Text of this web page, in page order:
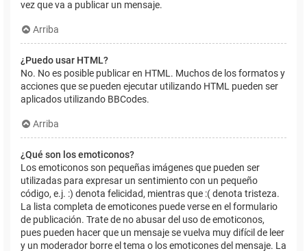
vez que va a publicar un mensaje.
Arriba
¿Puedo usar HTML?
No. No es posible publicar en HTML. Muchos de los formatos y
acciones que se pueden ejecutar utilizando HTML pueden ser
aplicados utilizando BBCodes.
Arriba
¿Qué son los emoticonos?
Los emoticonos son pequeñas imágenes que pueden ser
utilizadas para expresar un sentimiento con un pequeño
código, e.j. :) denota felicidad, mientras que :( denota tristeza.
La lista completa de emoticones puede verse en el formulario
de publicación. Trate de no abusar del uso de emoticonos,
pues pueden hacer que un mensaje se vuelva muy difícil de leer
y un moderador borre el tema o los emoticones del mensaje. La